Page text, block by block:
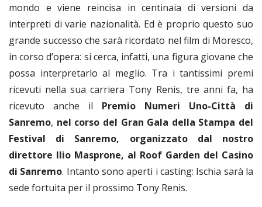
mondo e viene reincisa in centinaia di versioni da
interpreti di varie nazionalità. Ed è proprio questo suo
grande successo che sarà ricordato nel film di Moresco,
in corso d’opera: si cerca, infatti, una figura giovane che
possa interpretarlo al meglio. Tra i tantissimi premi
ricevuti nella sua carriera Tony Renis, tre anni fa, ha
ricevuto anche il Premio Numeri Uno-Città di
Sanremo, nel corso del Gran Gala della Stampa del
Festival di Sanremo, organizzato dal nostro
direttore Ilio Masprone, al Roof Garden del Casino
di Sanremo. Intanto sono aperti i casting: Ischia sarà la
sede fortuita per il prossimo Tony Renis.